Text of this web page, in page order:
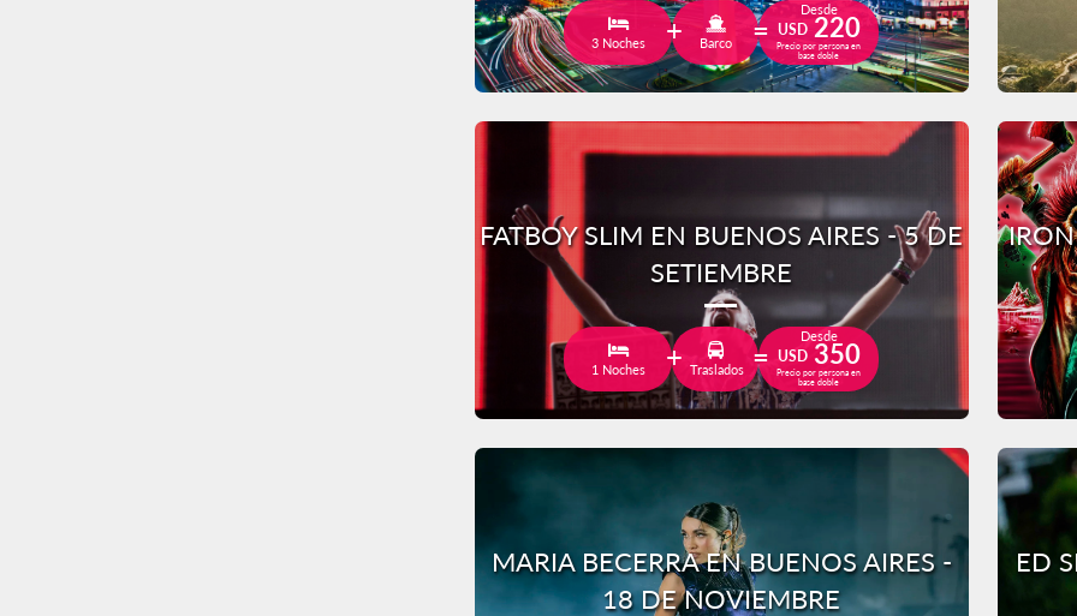
3 Noches Barco
Desde
USD220
Precio por persona en
base doble
FATBOY SLIM EN BUENOS AIRES - 5 DE
SETIEMBRE
1 Noches Traslados
Desde
USD350
Precio por persona en
base doble
MARIA BECERRA EN BUENOS AIRES -
18 DE NOVIEMBRE
ED